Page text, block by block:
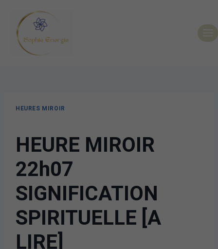
HEURES MIROIR
HEURE MIROIR
22h07
SIGNIFICATION
SPIRITUELLE [A
LIRE]